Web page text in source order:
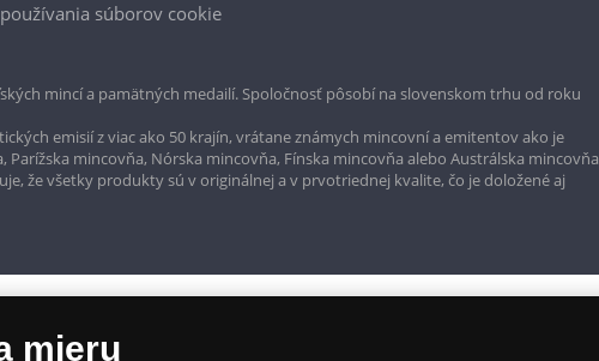
súborov cookie
mincí a pamätných medailí. Spoločnosť pôsobí na slovenskom trhu od roku
emisií z viac ako 50 krajín, vrátane známych mincovní a emitentov ako je
mincovňa, Nórska mincovňa, Fínska mincovňa alebo Austrálska mincovňa
že všetky produkty sú v originálnej a v prvotriednej kvalite, čo je doložené aj
mieru